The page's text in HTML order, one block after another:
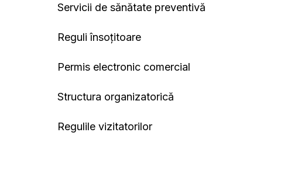
Servicii de sănătate preventivă
Reguli însoțitoare
Permis electronic comercial
Structura organizatorică
Regulile vizitatorilor